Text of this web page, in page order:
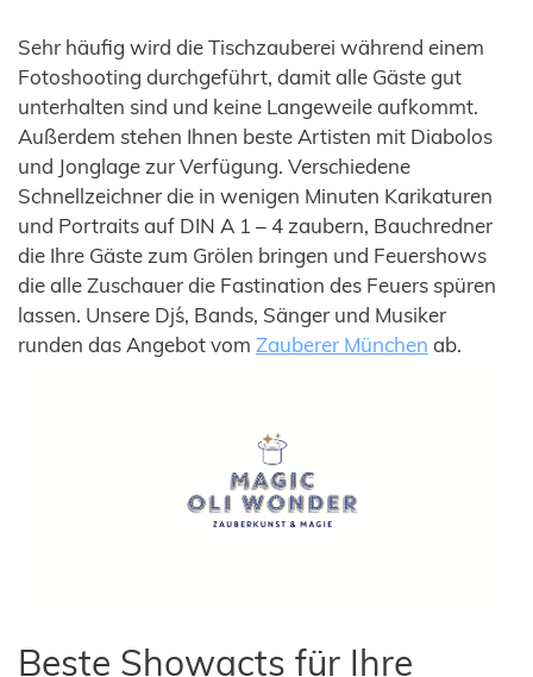
Sehr häufig wird die Tischzauberei während einem
Fotoshooting durchgeführt, damit alle Gäste gut
unterhalten sind und keine Langeweile aufkommt.
Außerdem stehen Ihnen beste Artisten mit Diabolos
und Jonglage zur Verfügung. Verschiedene
Schnellzeichner die in wenigen Minuten Karikaturen
und Portraits auf DIN A 1 – 4 zaubern, Bauchredner
die Ihre Gäste zum Grölen bringen und Feuershows
die alle Zuschauer die Fastination des Feuers spüren
lassen. Unsere Dj´s, Bands, Sänger und Musiker
runden das Angebot vom Zauberer München ab.
Beste Showacts für Ihre